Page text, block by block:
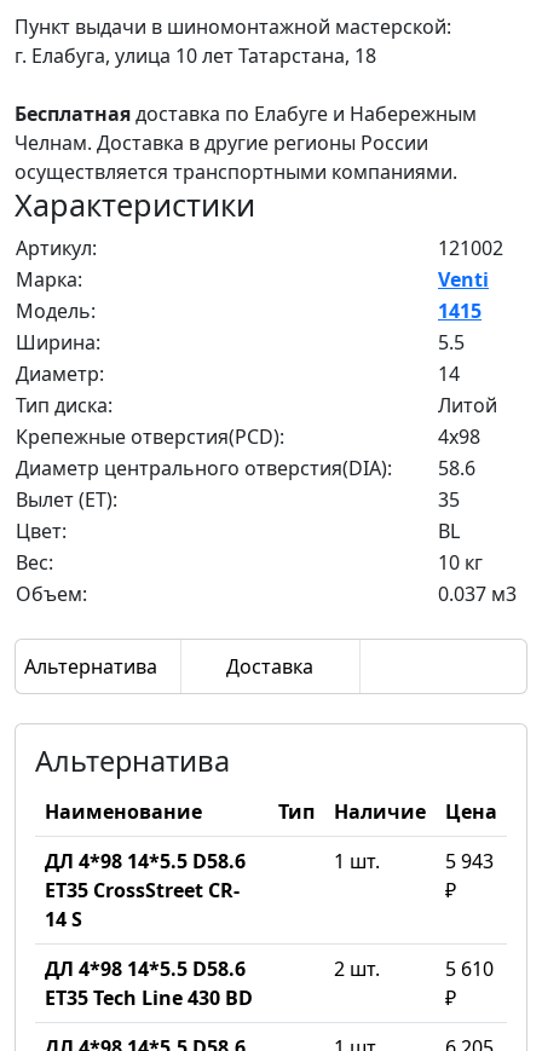
Пункт выдачи в шиномонтажной мастерской:
г. Елабуга, улица 10 лет Татарстана, 18
Бесплатнаядоставка по Елабуге и Набережным
Челнам. Доставка в другие регионы России
осуществляется транспортными компаниями.
Характеристики
Артикул:
121002
Марка:
Venti
Модель:
1415
Ширина:
5.5
Диаметр:
14
Тип диска:
Литой
Крепежные отверстия(PCD):
4x98
Диаметр центрального отверстия(DIA):
58.6
Вылет (ET):
35
Цвет:
BL
Вес:
10 кг
Объем:
0.037 м3
Альтернатива Доставка
Альтернатива
Наименование Тип Наличие
Цена
ДЛ 4*98 14*5.5 D58.6
ET35 CrossStreet CR-
14 S
1 шт.
5 943
₽
ДЛ 4*98 14*5.5 D58.6
ET35 Tech Line 430 BD
2 шт.
5 610
₽